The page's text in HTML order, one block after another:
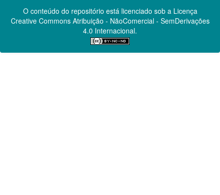
O conteúdo do repositório está licenciado sob a Licença
Creative CommonsAtribuição - NãoComercial - SemDerivações
4.0 Internacional.